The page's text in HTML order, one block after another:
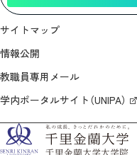
サイトマップ
情報公開
教職員専用メール
学内ポータルサイト（UNIPA）